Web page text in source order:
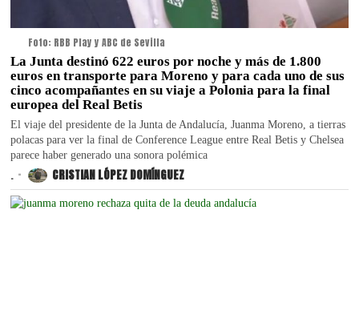
Foto: RBB Play y ABC de Sevilla
La Junta destinó 622 euros por noche y más de 1.800
euros en transporte para Moreno y para cada uno de sus
cinco acompañantes en su viaje a Polonia para la final
europea del Real Betis
El viaje del presidente de la Junta de Andalucía, Juanma Moreno, a tierras
polacas para ver la final de Conference League entre Real Betis y Chelsea
parece haber generado una sonora polémica
. CRISTIAN LÓPEZ DOMÍNGUEZ